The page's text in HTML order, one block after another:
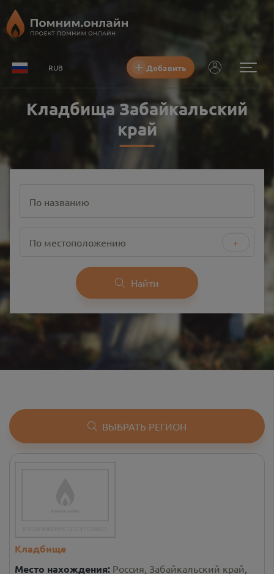
RUB Добавить
Кладбища Забайкальский
край
По названию
+
По местоположению
Найти
ВЫБРАТЬ РЕГИОН
Кладбище
Место нахождения: Россия, Забайкальский край,